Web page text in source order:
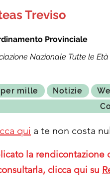
Treviso
Provinciale
Nazionale Tutte le
mille Notizie
qui a te non costa
la
clicca qui su